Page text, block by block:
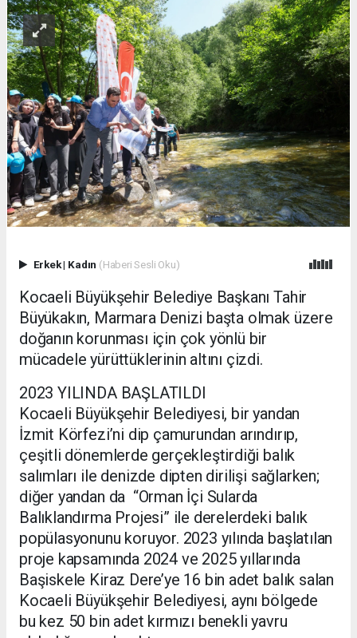
Erkek| Kadın (Haberi Sesli Oku)
Kocaeli Büyükşehir Belediye Başkanı Tahir
Büyükakın, Marmara Denizi başta olmak üzere
doğanın korunması için çok yönlü bir
mücadele yürüttüklerinin altını çizdi.
2023 YILINDA BAŞLATILDI
Kocaeli Büyükşehir Belediyesi, bir yandan
İzmit Körfezi’ni dip çamurundan arındırıp,
çeşitli dönemlerde gerçekleştirdiği balık
salımları ile denizde dipten dirilişi sağlarken;
diğer yandan da “Orman İçi Sularda
Balıklandırma Projesi” ile derelerdeki balık
popülasyonunu koruyor. 2023 yılında başlatılan
proje kapsamında 2024 ve 2025 yıllarında
Başiskele Kiraz Dere’ye 16 bin adet balık salan
Kocaeli Büyükşehir Belediyesi, aynı bölgede
bu kez 50 bin adet kırmızı benekli yavru